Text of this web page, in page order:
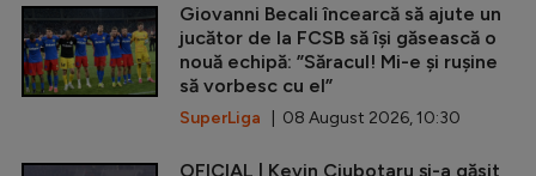
Giovanni Becali încearcă să ajute un
jucător de la FCSB să își găsească o
nouă echipă: ”Săracul! Mi-e și rușine
să vorbesc cu el”
SuperLiga | 08 August 2026, 10:30
OFICIAL | Kevin Ciubotaru și-a găsit